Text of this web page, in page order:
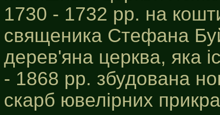
1730 - 1732 рр. на
священика Стефана
дерев'яна церква, яка
- 1868 рр. збудована
скарб ювелірних